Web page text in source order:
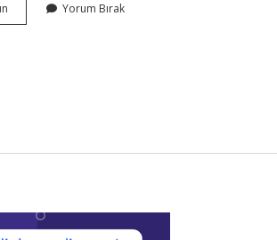
Bakımda
Yorum Bırak